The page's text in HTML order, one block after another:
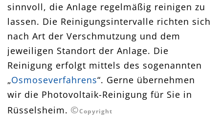
sinnvoll, die Anlage regelmäßig reinigen zu
lassen. Die Reinigungsintervalle richten sich
nach Art der Verschmutzung und dem
jeweiligen Standort der Anlage. Die
Reinigung erfolgt mittels des sogenannten
„Osmoseverfahrens“. Gerne übernehmen
wir die Photovoltaik-Reinigung für Sie in
Rüsselsheim. ©Copyright